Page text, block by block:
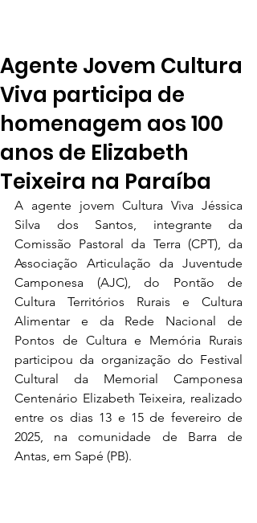
Agente Jovem Cultura
Viva participa de
homenagem aos 100
anos de Elizabeth
Teixeira na Paraíba
A agente jovem Cultura Viva Jéssica
Silva dos Santos, integrante da
Comissão Pastoral da Terra (CPT), da
Associação Articulação da Juventude
Camponesa (AJC), do Pontão de
Cultura Territórios Rurais e Cultura
Alimentar e da Rede Nacional de
Pontos de Cultura e Memória Rurais
participou da organização do Festival
Cultural da Memorial Camponesa
Centenário Elizabeth Teixeira, realizado
entre os dias 13 e 15 de fevereiro de
2025, na comunidade de Barra de
Antas, em Sapé (PB).